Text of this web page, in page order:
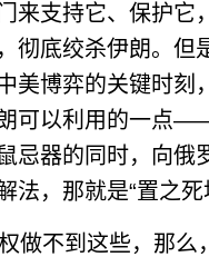
来支持它、保护它
彻底绞杀伊朗。
美博弈的关键时刻
可以利用的一点
忌器的同时，向
法，那就是“置之死
不到这些，那么